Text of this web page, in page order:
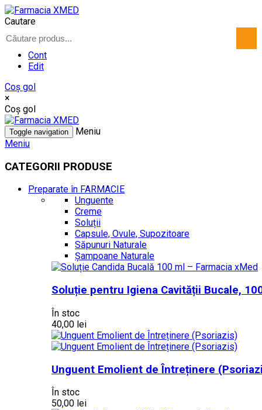
Cautare
Cont
Edit
Coş gol
×
Coş gol
Toggle navigation
Meniu
Meniu
CATEGORII PRODUSE
Preparate în FARMACIE
Unguente
Creme
Soluții
Capsule, Ovule, Supozitoare
Săpunuri Naturale
Șampoane Naturale
Soluție pentru Igiena Cavității Bucale,
În stoc
40,00 lei
Unguent Emolient de Întreținere
În stoc
50,00 lei